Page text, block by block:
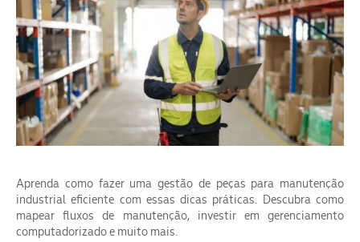
Aprenda como fazer uma gestão de peças para manutenção
industrial eficiente com essas dicas práticas. Descubra como
mapear fluxos de manutenção, investir em gerenciamento
computadorizado e muito mais.